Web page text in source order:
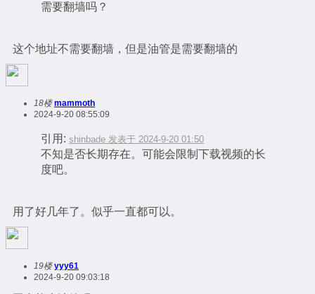
需要翻墙吗？
这个地址不需要翻墙，但是油管是需要翻墙的
18楼 mammoth
2024-9-20 08:55:09
引用: shinbade 发表于 2024-9-20 01:50
不知是否长期存在。可能会限制下载视频的长
度吧。
用了好几年了。似乎一直都可以。
19楼 yyy61
2024-9-20 09:03:18